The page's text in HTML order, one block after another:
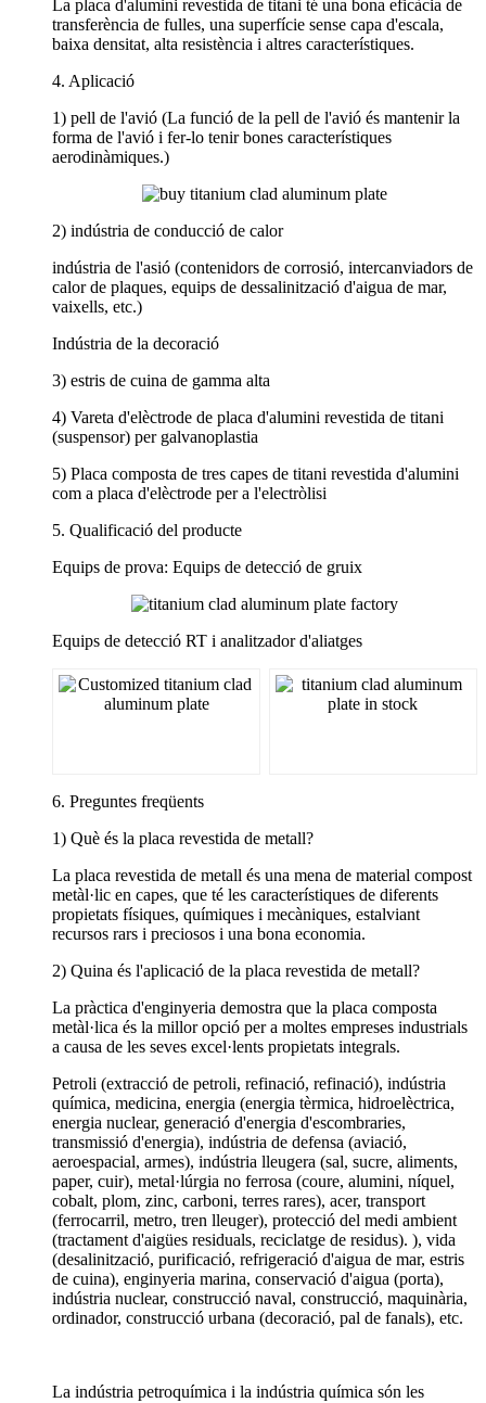
La placa d'alumini revestida de titani té una bona eficàcia de
transferència de fulles, una superfície sense capa d'escala,
baixa densitat, alta resistència i altres característiques.
4. Aplicació
1) pell de l'avió (La funció de la pell de l'avió és mantenir la
forma de l'avió i fer-lo tenir bones característiques
aerodinàmiques.)
2) indústria de conducció de calor
indústria de l'asió (contenidors de corrosió, intercanviadors de
calor de plaques, equips de dessalinització d'aigua de mar,
vaixells, etc.)
Indústria de la decoració
3) estris de cuina de gamma alta
4) Vareta d'elèctrode de placa d'alumini revestida de titani
(suspensor) per galvanoplastia
5) Placa composta de tres capes de titani revestida d'alumini
com a placa d'elèctrode per a l'electròlisi
5. Qualificació del producte
Equips de prova: Equips de detecció de gruix
Equips de detecció RT i analitzador d'aliatges
6. Preguntes freqüents
1) Què és la placa revestida de metall?
La placa revestida de metall és una mena de material compost
metàl·lic en capes, que té les característiques de diferents
propietats físiques, químiques i mecàniques, estalviant
recursos rars i preciosos i una bona economia.
2) Quina és l'aplicació de la placa revestida de metall?
La pràctica d'enginyeria demostra que la placa composta
metàl·lica és la millor opció per a moltes empreses industrials
a causa de les seves excel·lents propietats integrals.
Petroli (extracció de petroli, refinació, refinació), indústria
química, medicina, energia (energia tèrmica, hidroelèctrica,
energia nuclear, generació d'energia d'escombraries,
transmissió d'energia), indústria de defensa (aviació,
aeroespacial, armes), indústria lleugera (sal, sucre, aliments,
paper, cuir), metal·lúrgia no ferrosa (coure, alumini, níquel,
cobalt, plom, zinc, carboni, terres rares), acer, transport
(ferrocarril, metro, tren lleuger), protecció del medi ambient
(tractament d'aigües residuals, reciclatge de residus). ), vida
(desalinització, purificació, refrigeració d'aigua de mar, estris
de cuina), enginyeria marina, conservació d'aigua (porta),
indústria nuclear, construcció naval, construcció, maquinària,
ordinador, construcció urbana (decoració, pal de fanals), etc.
La indústria petroquímica i la indústria química són les